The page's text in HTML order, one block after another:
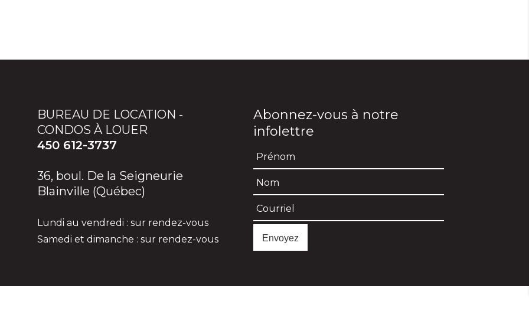
BUREAU DE LOCATION -
CONDOS À LOUER
450 612-3737
36, boul. De la Seigneurie
Blainville (Québec)
Lundi au vendredi : sur rendez-vous
Samedi et dimanche : sur rendez-vous
Abonnez-vous à notre
infolettre